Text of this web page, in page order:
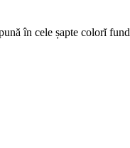
în cele șapte colorĭ